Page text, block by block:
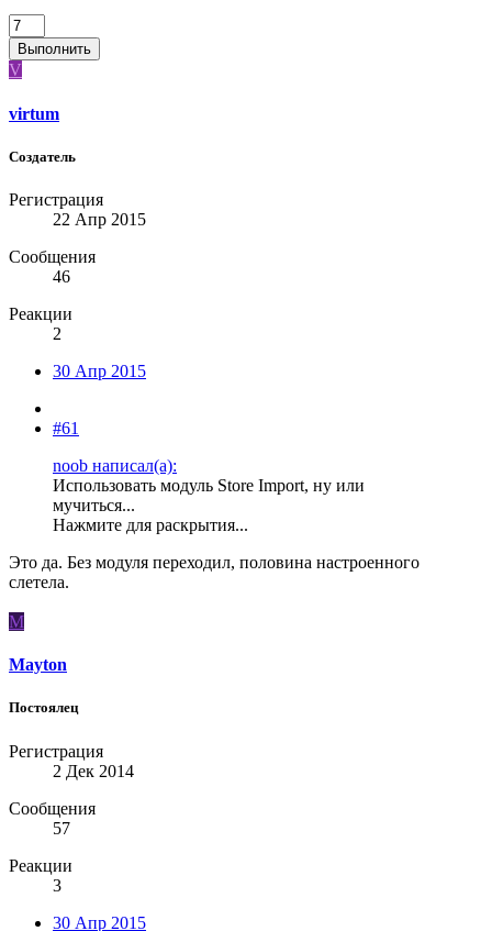
Выполнить
V
virtum
Создатель
Регистрация
22 Апр 2015
Сообщения
46
Реакции
2
30 Апр 2015
#61
noob написал(а):
Использовать модуль Store Import, ну или
мучиться...
Нажмите для раскрытия...
Это да. Без модуля переходил, половина настроенного
слетела.
M
Mayton
Постоялец
Регистрация
2 Дек 2014
Сообщения
57
Реакции
3
30 Апр 2015